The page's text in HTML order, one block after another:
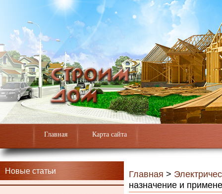
Главная Карта сайта
Новые статьи Главная >
назначение и